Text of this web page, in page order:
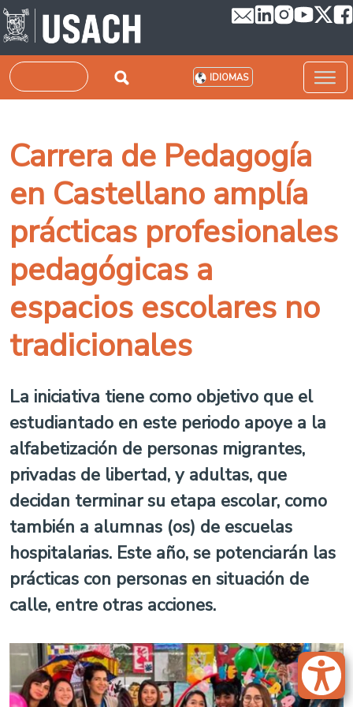
Pasar al contenido principal
Buscar IDIOMAS
Carrera de Pedagogía
en Castellano amplía
prácticas profesionales
pedagógicas a
espacios escolares no
tradicionales
La iniciativa tiene como objetivo que el
estudiantado en este periodo apoye a la
alfabetización de personas migrantes,
privadas de libertad, y adultas, que
decidan terminar su etapa escolar, como
también a alumnas (os) de escuelas
hospitalarias. Este año, se potenciarán las
prácticas con personas en situación de
calle, entre otras acciones.